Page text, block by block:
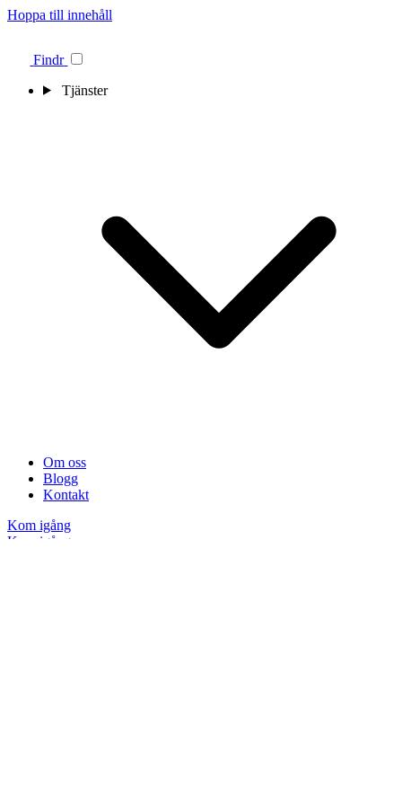
Hoppa till innehåll
Findr
Tjänster
Om oss
Blogg
Kontakt
Kom igång